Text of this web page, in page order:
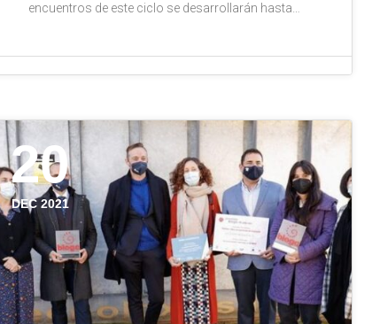
encuentros de este ciclo se desarrollarán hasta…
20
DEC 2021